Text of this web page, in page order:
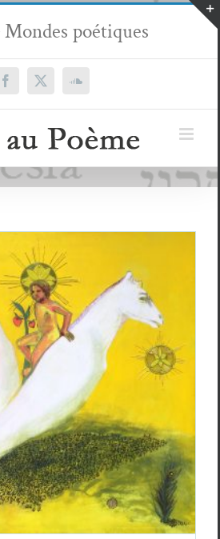
Mondes poétiques
Facebook
X SoundCloud
et création poétique
Frédéric Célestin
Kenny Ozier La Fontaine
Navia Magloire